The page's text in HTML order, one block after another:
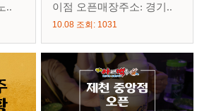
..
이점 오픈매장주소: 경기..
10.08 조회: 1031